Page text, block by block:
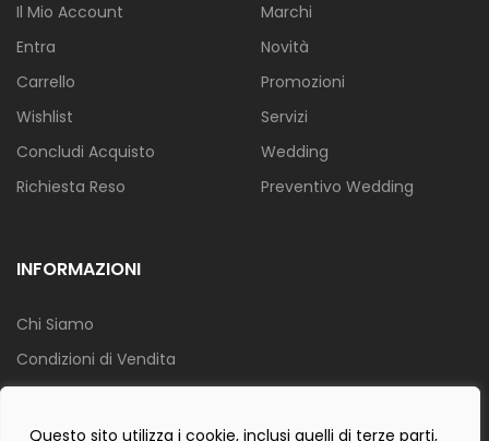
Questo sito utilizza i cookie, inclusi quelli di terze parti,
Il Mio Account
Entra
Carrello
Wishlist
Concludi Acquisto
Richiesta Reso
Marchi
Novità
Promozioni
Servizi
Wedding
Preventivo Wedding
INFORMAZIONI
Chi Siamo
Condizioni di Vendita
Privacy Policy